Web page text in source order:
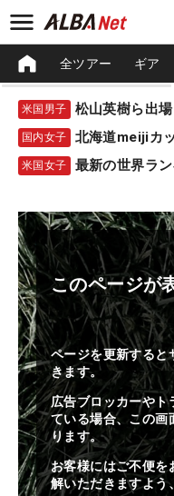
全ツアー ギア
米国男子 松山英樹ら出
国内女子 北海道meijiカ
米国女子 最新の世界ラ
このページが
ページを更新すると
きます。
広告ブロッカーやト
ている場合、この画
ります。
お客様にはご不便を
解いただきますよう